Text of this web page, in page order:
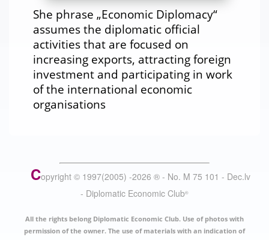
She phrase „Economic Diplomacy“
assumes the diplomatic official
activities that are focused on
increasing exports, attracting foreign
investment and participating in work
of the international economic
organisations
Copyright © 1997(2005) -2026 ® - No. M 75 101 - Dec.lv
- Diplomatic Economic Club®
All the rights belong Diplomatic Economic Club. Use of photos with
permission of the owner. The use of materials with an indication of